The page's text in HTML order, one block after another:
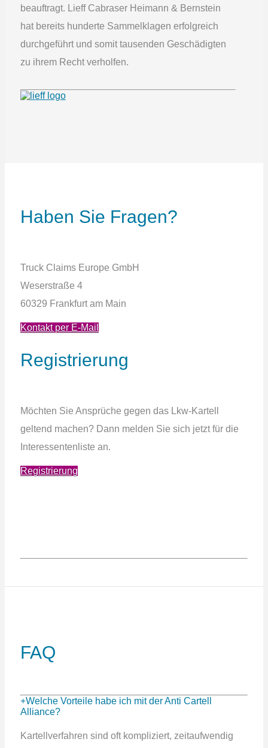
beauftragt. Lieff Cabraser Heimann & Bernstein
hat bereits hunderte Sammelklagen erfolgreich
durchgeführt und somit tausenden Geschädigten
zu ihrem Recht verholfen.
Haben Sie Fragen?
Truck Claims Europe GmbH
Weserstraße 4
60329 Frankfurt am Main
Kontakt per E-Mail
Registrierung
Möchten Sie Ansprüche gegen das Lkw-Kartell
geltend machen? Dann melden Sie sich jetzt für die
Interessentenliste an.
Registrierung
FAQ
Welche Vorteile habe ich mit der Anti Cartell
Alliance?
Kartellverfahren sind oft kompliziert, zeitaufwendig